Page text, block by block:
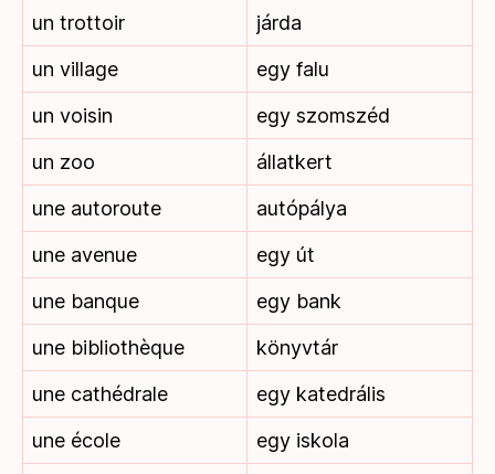
un trottoir
járda
un village
egy falu
un voisin
egy szomszéd
un zoo
állatkert
une autoroute
autópálya
une avenue
egy út
une banque
egy bank
une bibliothèque
könyvtár
une cathédrale
egy katedrális
une école
egy iskola